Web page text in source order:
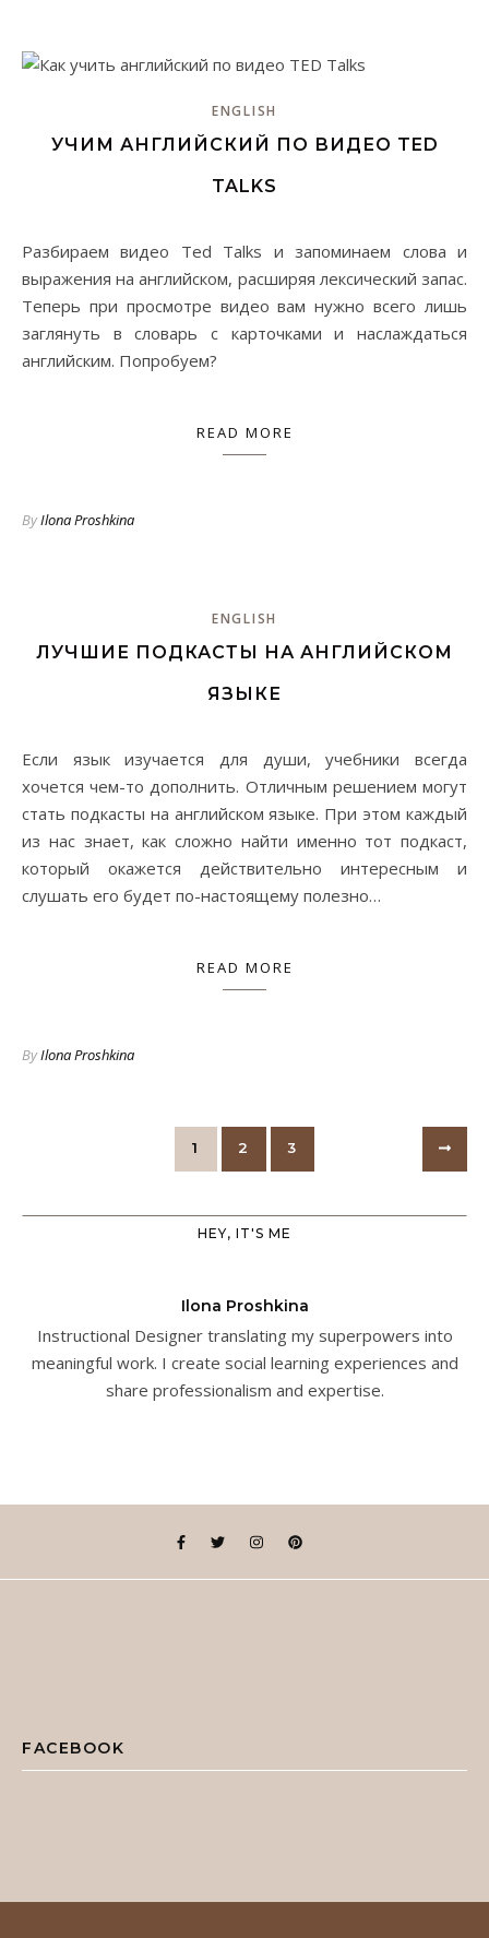
ENGLISH
УЧИМ АНГЛИЙСКИЙ ПО ВИДЕО TED
TALKS
Разбираем видео Ted Talks и запоминаем слова и
выражения на английском, расширяя лексический запас.
Теперь при просмотре видео вам нужно всего лишь
заглянуть в словарь с карточками и наслаждаться
английским. Попробуем?
READ MORE
ByIlona Proshkina
ENGLISH
ЛУЧШИЕ ПОДКАСТЫ НА АНГЛИЙСКОМ
ЯЗЫКЕ
Если язык изучается для души, учебники всегда
хочется чем-то дополнить. Отличным решением могут
стать подкасты на английском языке. При этом каждый
из нас знает, как сложно найти именно тот подкаст,
который окажется действительно интересным и
слушать его будет по-настоящему полезно…
READ MORE
ByIlona Proshkina
1 2 3
HEY, IT'S ME
Ilona Proshkina
Instructional Designer translating my superpowers into
meaningful work. I create social learning experiences and
share professionalism and expertise.
FACEBOOK